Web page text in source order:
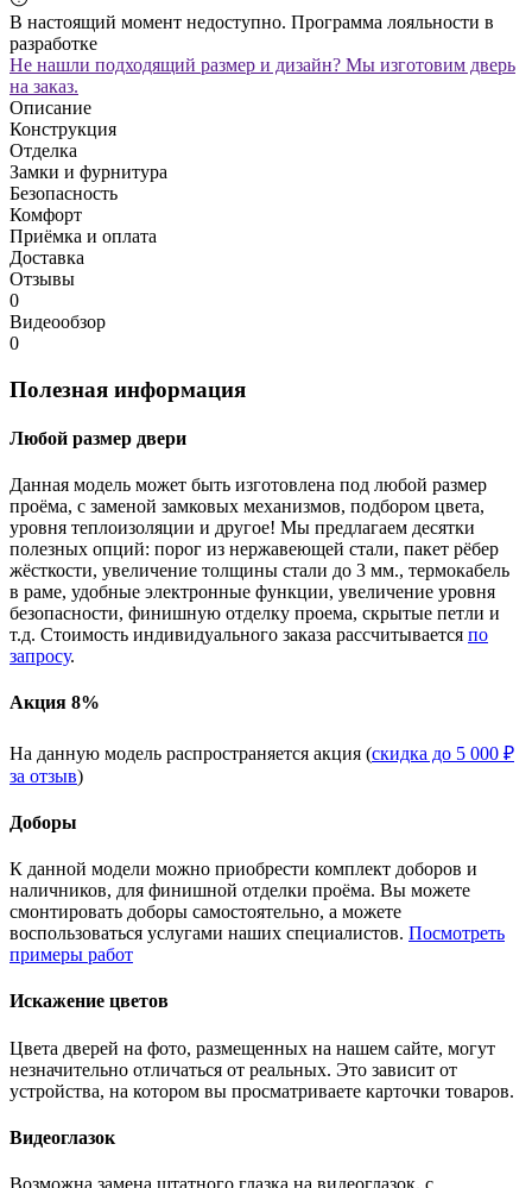
В настоящий момент недоступно. Программа лояльности в
разработке
Не нашли подходящий размер и дизайн? Мы изготовим дверь
на заказ.
Описание
Конструкция
Отделка
Замки и фурнитура
Безопасность
Комфорт
Приёмка и оплата
Доставка
Отзывы
0
Видеообзор
0
Полезная информация
Любой размер двери
Данная модель может быть изготовлена под любой размер
проёма, с заменой замковых механизмов, подбором цвета,
уровня теплоизоляции и другое! Мы предлагаем десятки
полезных опций: порог из нержавеющей стали, пакет рёбер
жёсткости, увеличение толщины стали до 3 мм., термокабель
в раме, удобные электронные функции, увеличение уровня
безопасности, финишную отделку проема, скрытые петли и
т.д. Стоимость индивидуального заказа рассчитывается по
запросу.
Акция 8%
На данную модель распространяется акция (скидка до 5 000 ₽
за отзыв)
Доборы
К данной модели можно приобрести комплект доборов и
наличников, для финишной отделки проёма. Вы можете
смонтировать доборы самостоятельно, а можете
воспользоваться услугами наших специалистов. Посмотреть
примеры работ
Искажение цветов
Цвета дверей на фото, размещенных на нашем сайте, могут
незначительно отличаться от реальных. Это зависит от
устройства, на котором вы просматриваете карточки товаров.
Видеоглазок